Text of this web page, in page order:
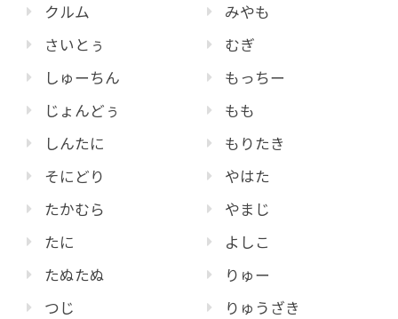
クルム
さいとぅ
しゅーちん
じょんどぅ
しんたに
そにどり
たかむら
たに
たぬたぬ
つじ
みやも
むぎ
もっちー
もも
もりたき
やはた
やまじ
よしこ
りゅー
りゅうざき